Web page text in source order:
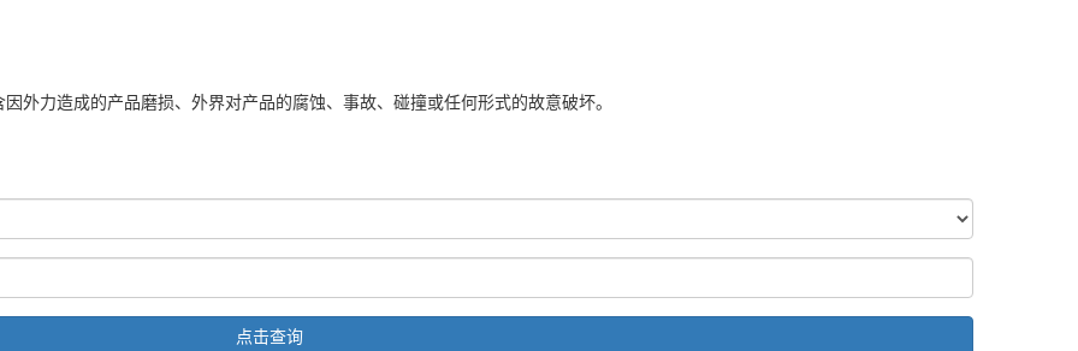
外力造成的产品磨损、外界对产品的腐蚀、事故、碰撞或任何形式的故意破坏。